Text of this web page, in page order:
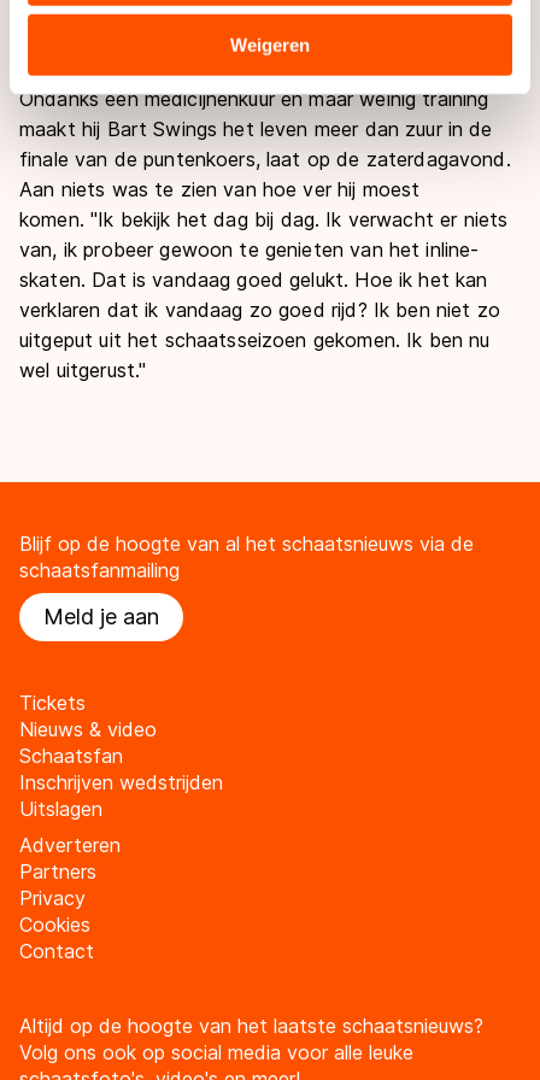
verstrekt of die zij hebben verzameld via hun services.
Sommige partners kunnen gegevens doorgeven aan
landen buiten de EU, zoals de VS, waar mogelijk geen
adequaat beschermingsniveau geldt volgens de GDPR.
Door op ‘Toestaan’ te klikken, stemt u in met deze
overdracht. Meer informatie vindt u in onscookiebeleid.
Weigeren
hersteld ben. Zo voelt het ook. Ik ben pas net weer
wat begonnen met trainen."
Ondanks een medicijnenkuur en maar weinig training
maakt hij Bart Swings het leven meer dan zuur in de
finale van de puntenkoers, laat op de zaterdagavond.
Aan niets was te zien van hoe ver hij moest
komen."Ik bekijk het dag bij dag. Ik verwacht er niets
van, ik probeer gewoon te genieten van het inline-
skaten. Dat is vandaag goed gelukt. Hoe ik het kan
verklaren dat ik vandaag zo goed rijd? Ik ben niet zo
uitgeput uit het schaatsseizoen gekomen. Ik ben nu
wel uitgerust."
Blijf op de hoogte van al het schaatsnieuws via de
schaatsfanmailing
Meld je aan
Tickets
Nieuws & video
Schaatsfan
Inschrijven wedstrijden
Uitslagen
Adverteren
Partners
Privacy
Cookies
Contact
Altijd op de hoogte van het laatste schaatsnieuws?
Volg ons ook op social media voor alle leuke